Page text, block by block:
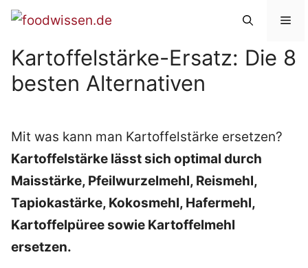
Zum
springen
Kartoffelstärke-Ersatz: Die 8
besten Alternativen
Mit was kann man Kartoffelstärke ersetzen?
Kartoffelstärke lässt sich optimal durch
Maisstärke, Pfeilwurzelmehl, Reismehl,
Tapiokastärke, Kokosmehl, Hafermehl,
Kartoffelpüree sowie Kartoffelmehl
ersetzen.